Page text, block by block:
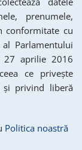
prenumele,
conformitate cu
Parlamentului
27 aprilie 2016
ce privește
și privind liberă
Politica noastră